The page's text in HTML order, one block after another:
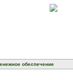
обеспечение